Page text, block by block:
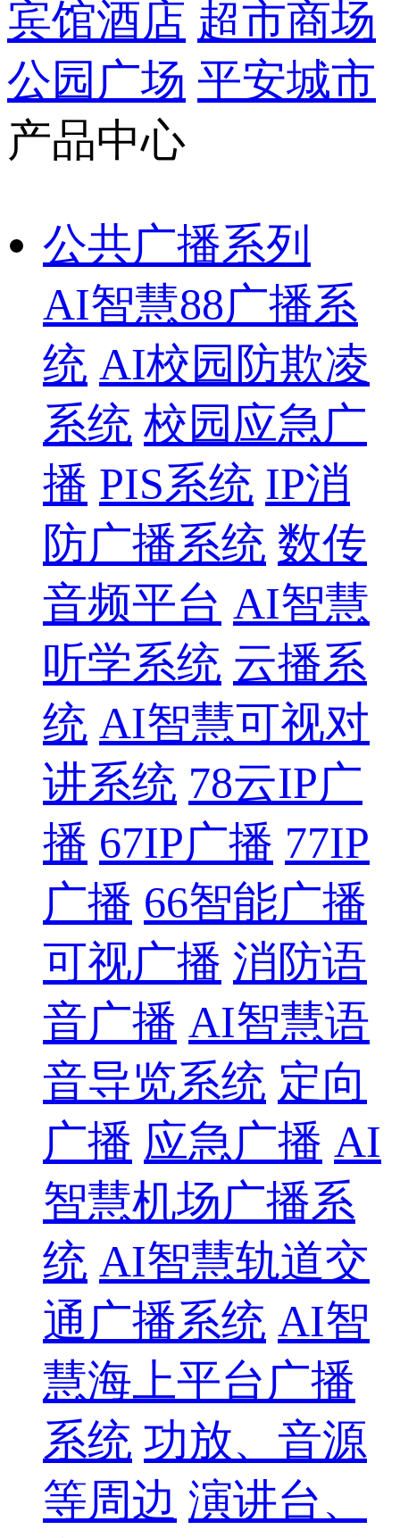
宾馆酒店 超市商场
公园广场 平安城市
产品中心
公共广播系列
AI智慧88广播系
统 AI校园防欺凌
系统 校园应急广
播 PIS系统 IP消
防广播系统 数传
音频平台 AI智慧
听学系统 云播系
统 AI智慧可视对
讲系统 78云IP广
播 67IP广播 77IP
广播 66智能广播
可视广播 消防语
音广播 AI智慧语
音导览系统 定向
广播 应急广播 AI
智慧机场广播系
统 AI智慧轨道交
通广播系统 AI智
慧海上平台广播
系统 功放、音源
等周边 演讲台、